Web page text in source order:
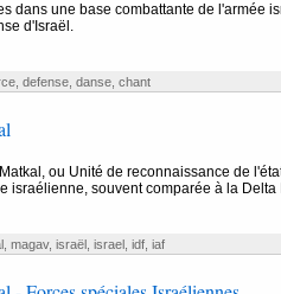
dans une base combattante de l'armée
d'Israël.
, defense, danse, chant
ou Unité de reconnaissance de
israélienne, souvent comparée à la Delta
, magav, israël, israel, idf, iaf